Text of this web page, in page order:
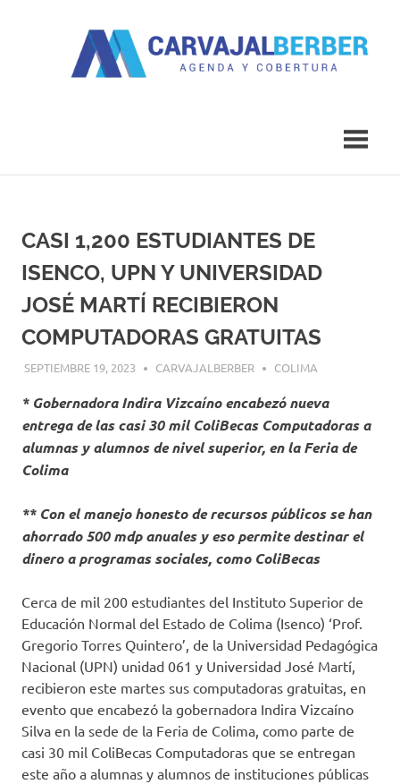
CASI 1,200 ESTUDIANTES DE
ISENCO, UPN Y UNIVERSIDAD
JOSÉ MARTÍ RECIBIERON
COMPUTADORAS GRATUITAS
SEPTIEMBRE 19, 2023 CARVAJALBERBER COLIMA
* Gobernadora Indira Vizcaíno encabezó nueva
entrega de las casi 30 mil ColiBecas Computadoras a
alumnas y alumnos de nivel superior, en la Feria de
Colima
** Con el manejo honesto de recursos públicos se han
ahorrado 500 mdp anuales y eso permite destinar el
dinero a programas sociales, como ColiBecas
Cerca de mil 200 estudiantes del Instituto Superior de
Educación Normal del Estado de Colima (Isenco) ‘Prof.
Gregorio Torres Quintero’, de la Universidad Pedagógica
Nacional (UPN) unidad 061 y Universidad José Martí,
recibieron este martes sus computadoras gratuitas, en
evento que encabezó la gobernadora Indira Vizcaíno
Silva en la sede de la Feria de Colima, como parte de
casi 30 mil ColiBecas Computadoras que se entregan
este año a alumnas y alumnos de instituciones públicas